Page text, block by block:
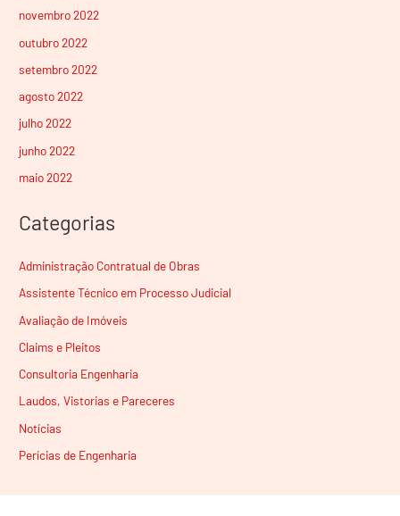
novembro 2022
outubro 2022
setembro 2022
agosto 2022
julho 2022
junho 2022
maio 2022
Categorias
Administração Contratual de Obras
Assistente Técnico em Processo Judicial
Avaliação de Imóveis
Claims e Pleitos
Consultoria Engenharia
Laudos, Vistorias e Pareceres
Notícias
Perícias de Engenharia